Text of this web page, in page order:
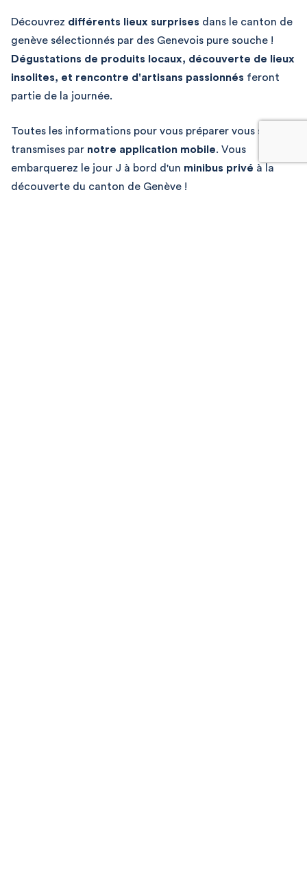
Découvrez différents lieux surprises dans le canton de
genève sélectionnés par des Genevois pure souche !
Dégustations de produits locaux, découverte de lieux
insolites, et rencontre d'artisans passionnés feront
partie de la journée.
Toutes les informations pour vous préparer vous seront
transmises par notre application mobile. Vous
embarquerez le jour J à bord d'un minibus privé à la
découverte du canton de Genève !